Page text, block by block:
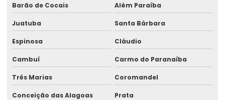
Reforma de talha elétrica
Reforma de talha elétrica em am
Reforma de talha elétrica em sc
Representação swf krantechnik brasil
Retrofit de pontes rolantes
Barão de Cocais Além Paraíba
Juatuba Santa Bárbara
Espinosa Cláudio
Cambuí Carmo do Paranaíba
Três Marias Coromandel
Conceição das Alagoas Prata